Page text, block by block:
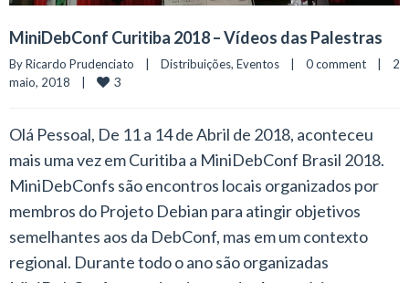
MiniDebConf Curitiba 2018 – Vídeos das Palestras
By Ricardo Prudenciato Distribuições, Eventos 0 comment
2
maio, 2018
3
Olá Pessoal, De 11 a 14 de Abril de 2018, aconteceu
mais uma vez em Curitiba a MiniDebConf Brasil 2018.
MiniDebConfs são encontros locais organizados por
membros do Projeto Debian para atingir objetivos
semelhantes aos da DebConf, mas em um contexto
regional. Durante todo o ano são organizadas